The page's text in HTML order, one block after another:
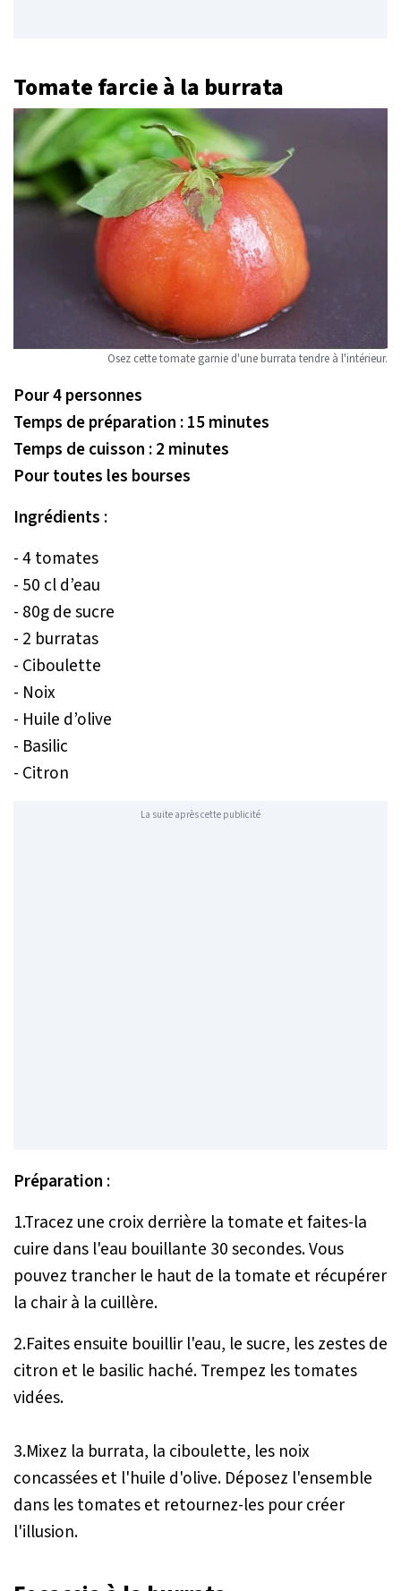
Tomate farcie à la burrata
Osez cette tomate garnie d'une burrata tendre à l'intérieur.
Pour 4 personnes
Temps de préparation : 15 minutes
Temps de cuisson : 2 minutes
Pour toutes les bourses
Ingrédients :
- 4 tomates
- 50 cl d’eau
- 80g de sucre
- 2 burratas
- Ciboulette
- Noix
- Huile d’olive
- Basilic
- Citron
La suite après cette publicité
Préparation :
1.Tracez une croix derrière la tomate et faites-la
cuire dans l'eau bouillante 30 secondes. Vous
pouvez trancher le haut de la tomate et récupérer
la chair à la cuillère.
2.Faites ensuite bouillir l'eau, le sucre, les zestes de
citron et le basilic haché. Trempez les tomates
vidées.
3.Mixez la burrata, la ciboulette, les noix
concassées et l'huile d'olive. Déposez l'ensemble
dans les tomates et retournez-les pour créer
l'illusion.